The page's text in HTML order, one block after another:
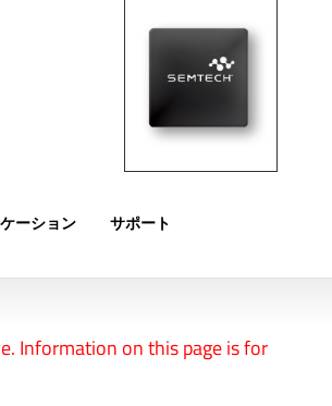
ーション サポート
Information on this page is for